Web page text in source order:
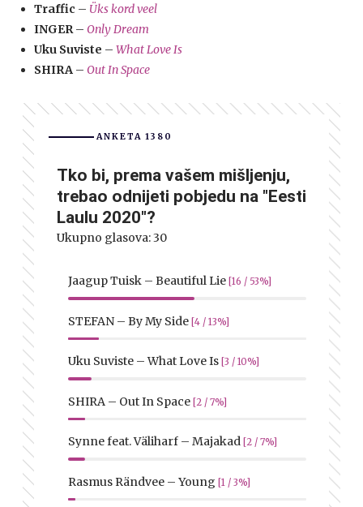
Traffic – Üks kord veel
INGER– Only Dream
Uku Suviste – What Love Is
SHIRA – Out In Space
ANKETA 1380
Tko bi, prema vašem mišljenju,
trebao odnijeti pobjedu na "Eesti
Laulu 2020"?
Ukupno glasova:30
Jaagup Tuisk – Beautiful Lie [16 / 53%]
STEFAN – By My Side [4 / 13%]
Uku Suviste – What Love Is [3 / 10%]
SHIRA – Out In Space [2 / 7%]
Synne feat. Väliharf – Majakad [2 / 7%]
Rasmus Rändvee – Young [1 / 3%]